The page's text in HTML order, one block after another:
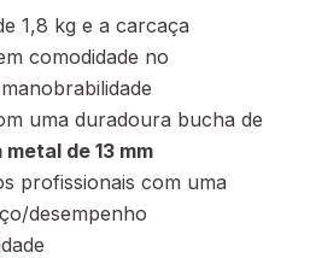
1,8 kg e a carcaça
comodidade no
uma duradoura bucha de
de 13 mm
profissionais com uma
desempenho